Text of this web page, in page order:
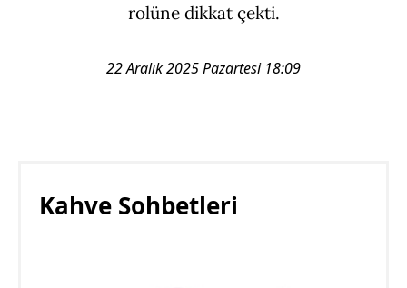
rolüne dikkat çekti.
22 Aralık 2025 Pazartesi 18:09
Kahve Sohbetleri